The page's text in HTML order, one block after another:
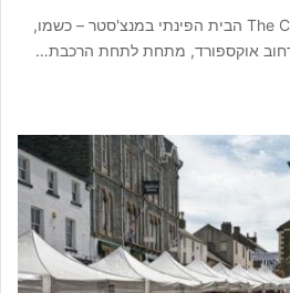
הבית הפינתי – The Corner House הבית הפינתי במנצ'סטר – כשמו,
אוקספורד, מתחת לתחת הרכבת…